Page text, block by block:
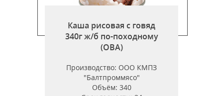
Каша рисовая с говяд
340г ж/б по-походному
(ОВА)
Производство: ООО КМПЗ
"Балтпроммясо"
Объём: 340